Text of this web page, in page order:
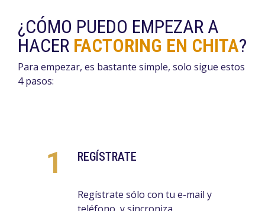
¿CÓMO PUEDO EMPEZAR A
HACER FACTORING EN CHITA?
Para empezar, es bastante simple, solo sigue estos
4 pasos:
1 REGÍSTRATE
Regístrate sólo con tu e-mail y